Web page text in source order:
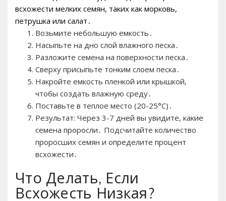
всхожести мелких семян, таких как морковь,
петрушка или салат․
Возьмите небольшую емкость․
Насыпьте на дно слой влажного песка․
Разложите семена на поверхности песка․
Сверху присыпьте тонким слоем песка․
Накройте емкость пленкой или крышкой,
чтобы создать влажную среду․
Поставьте в теплое место (20-25°C)․
Результат: Через 3-7 дней вы увидите, какие
семена проросли․ Подсчитайте количество
проросших семян и определите процент
всхожести․
Что Делать, Если
Всхожесть Низкая?